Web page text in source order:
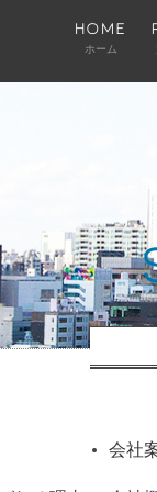
HOME
ホーム
会社